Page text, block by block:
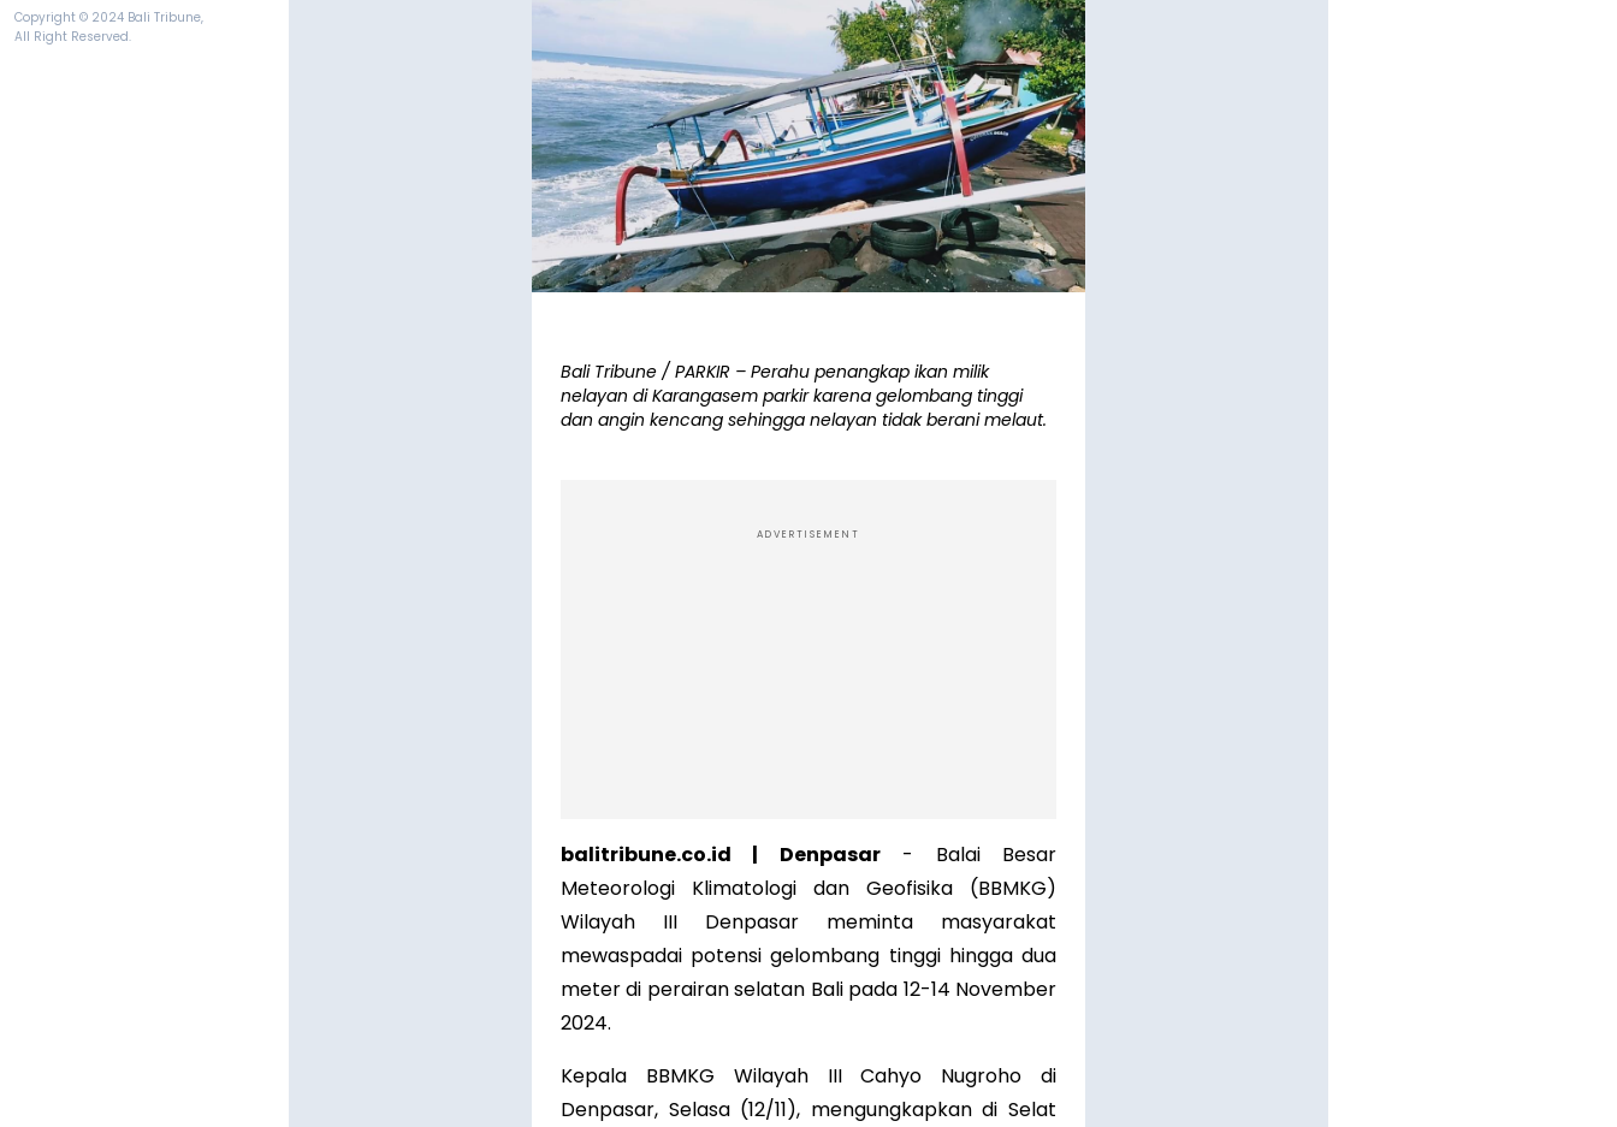
Copyright © 2024 Bali Tribune,
All Right Reserved.
Bali Tribune / PARKIR – Perahu penangkap ikan milik
nelayan di Karangasem parkir karena gelombang tinggi
dan angin kencang sehingga nelayan tidak berani melaut.
ADVERTISEMENT
balitribune.co.id | Denpasar- Balai Besar
Meteorologi Klimatologi dan Geofisika (BBMKG)
Wilayah III Denpasar meminta masyarakat
mewaspadai potensi gelombang tinggi hingga dua
meter di perairan selatan Bali pada 12-14 November
2024.
Kepala BBMKG Wilayah III Cahyo Nugroho di
Denpasar, Selasa (12/11), mengungkapkan di Selat